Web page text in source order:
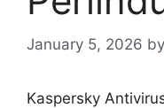
January 5, 2026 by
Kaspersky